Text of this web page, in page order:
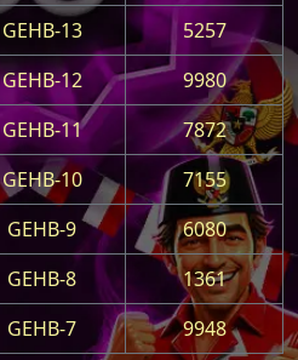
GEHB-13
5257
GEHB-12
9980
GEHB-11
7872
GEHB-10
7155
GEHB-9
6080
GEHB-8
1361
GEHB-7 9948